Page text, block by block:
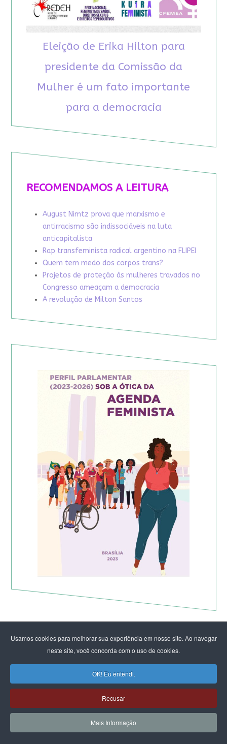
Usamos cookies para melhorar sua experiência em nosso site. Ao navegar
neste site, você concorda com o uso de cookies.
OK! Eu entendi.
Recusar
Mais Informação
Eleição de Erika Hilton para
presidente da Comissão da
Mulher é um fato importante
para a democracia
RECOMENDAMOS A LEITURA
August Nimtz prova que marxismo e
antirracismo são indissociáveis na luta
anticapitalista
Rap transfeminista radical argentino na FLIPEI
Quem tem medo dos corpos trans?
Projetos de proteção às mulheres travados no
Congresso ameaçam a democracia
A revolução de Milton Santos